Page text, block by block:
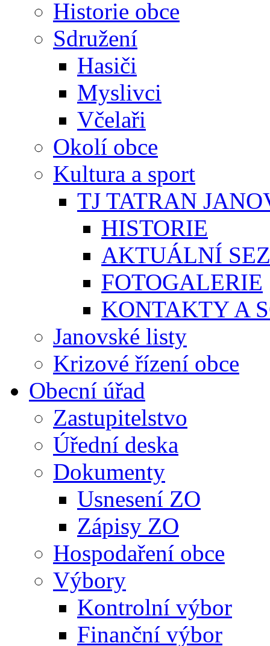
Historie obce
Sdružení
Hasiči
Myslivci
Včelaři
Okolí obce
Kultura a sport
TJ TATRAN
HISTORIE
AKTUÁLNÍ
FOTOGALERIE
KONTAKTY A
Janovské listy
Krizové řízení obce
Obecní úřad
Zastupitelstvo
Úřední deska
Dokumenty
Usnesení ZO
Zápisy ZO
Hospodaření obce
Výbory
Kontrolní výbor
Finanční výbor